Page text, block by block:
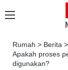
Rumah > Berita >
Apakah proses
digunakan?